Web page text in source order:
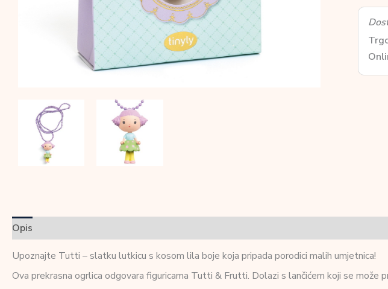
Opis
Upoznajte Tutti – slatku lutkicu s kosom lila boje koja pripada porodici malih umjetnica!
Ova prekrasna ogrlica odgovara figuricama Tutti & Frutti. Dolazi s lančićem koji se može